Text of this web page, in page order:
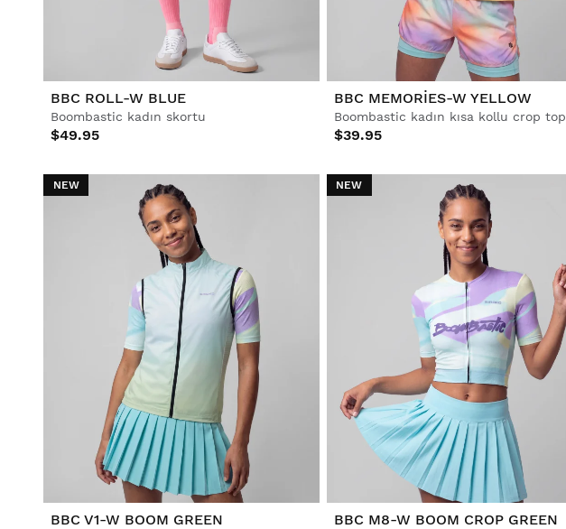
BBC ROLL-W BLUE
Boombastic kadın skortu
$49.95
BBC MEMORIES-W YELLOW
Boombastic kadın kısa kollu crop top
$39.95
NEW
BBC V1-W BOOM GREEN
NEW
BBC M8-W BOOM CROP GREEN